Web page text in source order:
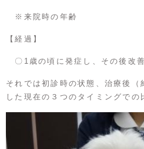
※来院時の年齢
【経過】
〇1歳の頃に発症し、その後改
それでは初診時の状態、治療後（
した現在の３つのタイミングでの